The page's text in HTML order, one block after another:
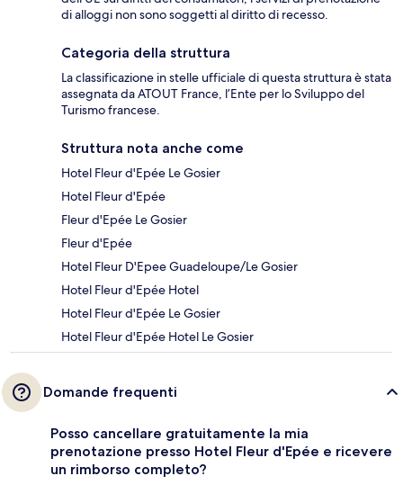
di alloggi non sono soggetti al diritto di recesso.
Categoria della struttura
La classificazione in stelle ufficiale di questa struttura è stata
assegnata da ATOUT France, l’Ente per lo Sviluppo del
Turismo francese.
Struttura nota anche come
Hotel Fleur d'Epée Le Gosier
Hotel Fleur d'Epée
Fleur d'Epée Le Gosier
Fleur d'Epée
Hotel Fleur D'Epee Guadeloupe/Le Gosier
Hotel Fleur d'Epée Hotel
Hotel Fleur d'Epée Le Gosier
Hotel Fleur d'Epée Hotel Le Gosier
Domande frequenti
Posso cancellare gratuitamente la mia
prenotazione presso Hotel Fleur d'Epée e ricevere
un rimborso completo?